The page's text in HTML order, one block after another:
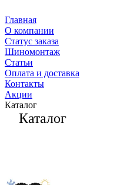
Главная
О компании
Статус заказа
Шиномонтаж
Статьи
Оплата и доставка
Контакты
Акции
Каталог
Каталог